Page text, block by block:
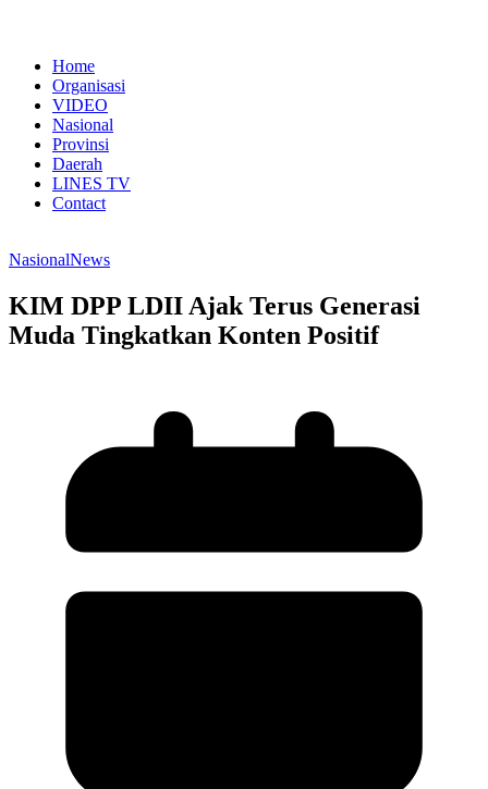
Home
Organisasi
VIDEO
Nasional
Provinsi
Daerah
LINES TV
Contact
NasionalNews
KIM DPP LDII Ajak Terus Generasi
Muda Tingkatkan Konten Positif